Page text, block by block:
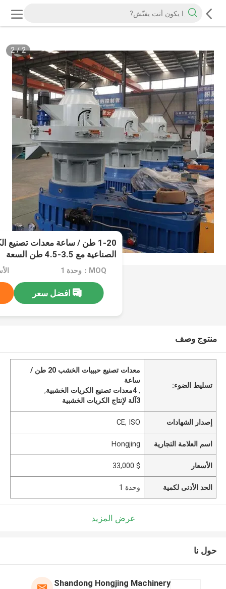
2
/
2
1-20 طن / ساعة معدات تصنيع
الصناعية مع 3.5-4.5 طن السعة
MOQ：وحدة 1
افضل سعر
منتوج وصف
تسليط الضوء:
معدات تصنيع حبيبات الخشب 20 طن /
ساعة
,4معدات تصنيع الكريات الخشبية
,
3آلة لإنتاج الكريات الخشبية
إصدار الشهادات CE, ISO
اسم العلامة التجارية Hongjing
الأسعار $ 33,000
الحد الأدنى لكمية وحدة 1
عرض المزيد
حول نا
Shandong Hongjing Machinery